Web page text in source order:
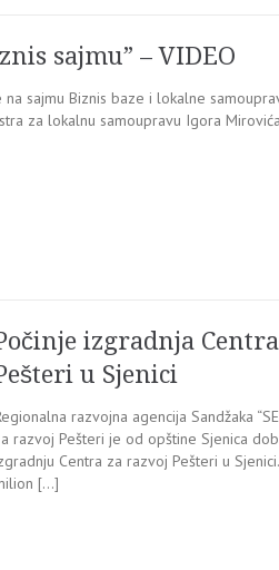
sajmu” – VIDEO
sajmu Biznis baze i lokalne
za lokalnu samoupravu Igora
izgradnja
u Sjenici
razvojna agencija Sandžaka
razvoj Pešteri je od opštine Sjenica
Centra za razvoj Pešteri u
[…]